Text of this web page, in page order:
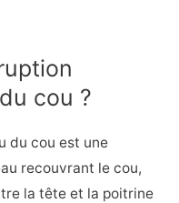
cou ?
du cou est une
recouvrant le cou,
la tête et la poitrine